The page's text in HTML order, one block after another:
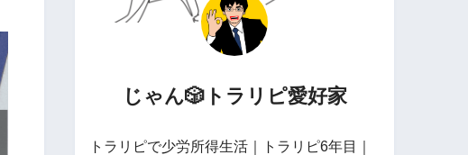
じゃん🎲トラリピ愛好家
トラリピで少労所得生活｜トラリピ6年目｜